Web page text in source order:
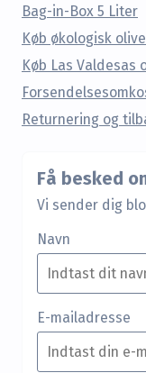
Bag-in-Box 5 Liter
Køb økologisk
Køb Las Valdesas
Returnering og
Få besked
Vi sender dig
Navn
E-mailadresse